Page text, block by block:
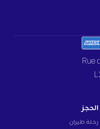
الحجز
رحلة طيران